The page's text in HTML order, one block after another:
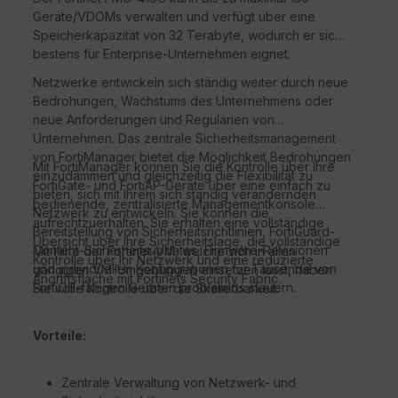
Geräte/VDOMs verwalten und verfügt über eine
Speicherkapazität von 32 Terabyte, wodurch er sich
bestens für Enterprise-Unternehmen eignet.
Netzwerke entwickeln sich ständig weiter durch neue
Bedrohungen, Wachstums des Unternehmens oder
neue Anforderungen und Regularien von
Unternehmen. Das zentrale Sicherheitsmanagement
von FortiManager bietet die Möglichkeit Bedrohungen
einzudämmen und gleichzeitig die Flexibilität zu
bieten, sich mit Ihrem sich ständig verändernden
Netzwerk zu entwickeln. Sie können die
Bereitstellung von Sicherheitsrichtlinien, FortiGuard-
Content-Sicherheitsupdates, Firmware-Revisionen
und individuellen Konfigurationen für Tausende von
FortiOS-fähigen Geräten problemlos steuern.
Mit FortiManager können Sie die Kontrolle über Ihre
FortiGate- und FortiAP-Geräte über eine einfach zu
bedienende, zentralisierte Managementkonsole
aufrechtzuerhalten. Sie erhalten eine vollständige
Übersicht über Ihre Sicherheitslage, die vollständige
Kontrolle über Ihr Netzwerk und eine reduzierte
Angriffsfläche mit Fortinets Security Fabric.
Mit Hilfe der Fortinet-VM, welche sich in allen
gängigen VM-Umgebungen einsetzen lässt, haben
Sie volle Kontrolle über die Skalierbarkeit.
Vorteile:
Zentrale Verwaltung von Netzwerk- und